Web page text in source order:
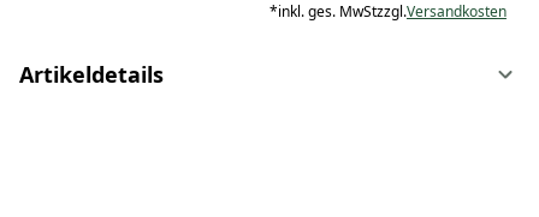
*inkl. ges. MwStzzgl.Versandkosten
Artikeldetails